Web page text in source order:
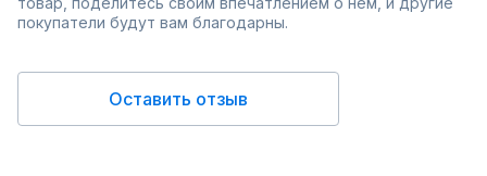
покупатели будут вам благодарны.
Оставить отзыв